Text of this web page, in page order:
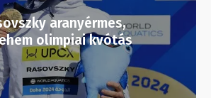
aranyérmes,
olimpiai kvótás